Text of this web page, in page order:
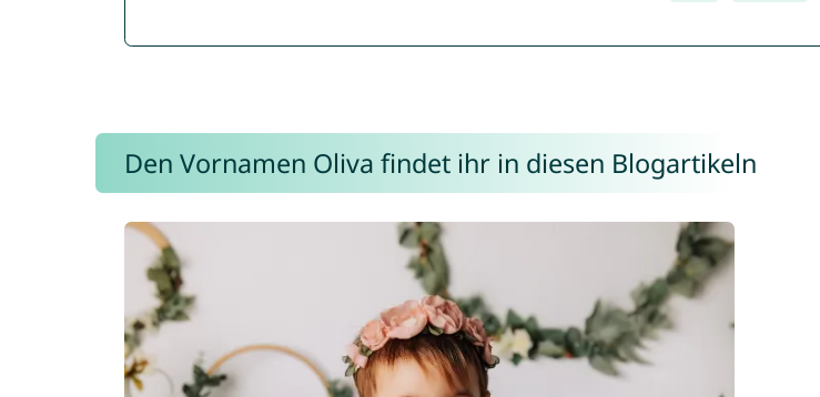
Den Vornamen Oliva findet ihr in diesen Blogartikeln